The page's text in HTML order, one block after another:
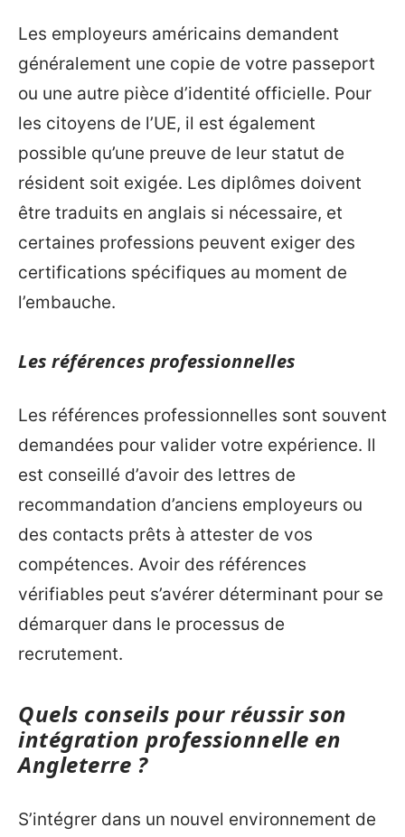
Les employeurs américains demandent
généralement une copie de votre passeport
ou une autre pièce d’identité officielle. Pour
les citoyens de l’UE, il est également
possible qu’une preuve de leur statut de
résident soit exigée. Les diplômes doivent
être traduits en anglais si nécessaire, et
certaines professions peuvent exiger des
certifications spécifiques au moment de
l’embauche.
Les références professionnelles
Les références professionnelles sont souvent
demandées pour valider votre expérience. Il
est conseillé d’avoir des lettres de
recommandation d’anciens employeurs ou
des contacts prêts à attester de vos
compétences. Avoir des références
vérifiables peut s’avérer déterminant pour se
démarquer dans le processus de
recrutement.
Quels conseils pour réussir son
intégration professionnelle en
Angleterre ?
S’intégrer dans un nouvel environnement de